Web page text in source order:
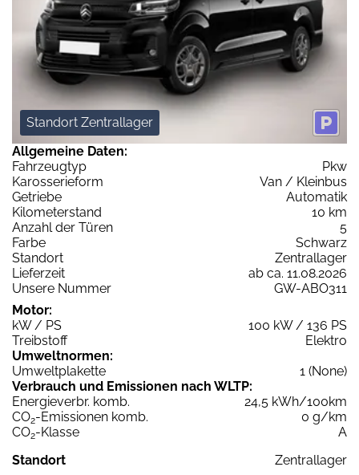
Standort Zentrallager
Allgemeine Daten:
Fahrzeugtyp
Pkw
Karosserieform
Van / Kleinbus
Getriebe
Automatik
Kilometerstand
10 km
Anzahl der Türen
5
Farbe
Schwarz
Standort
Zentrallager
Lieferzeit
ab ca. 11.08.2026
Unsere Nummer
GW-ABO311
Motor:
kW / PS
100 kW / 136 PS
Treibstoff
Elektro
Umweltnormen:
Umweltplakette
1 (None)
Verbrauch und Emissionen nach WLTP:
Energieverbr. komb.
24,5 kWh/100km
CO2-Emissionen komb.
0 g/km
CO2-Klasse
A
Standort
Zentrallager